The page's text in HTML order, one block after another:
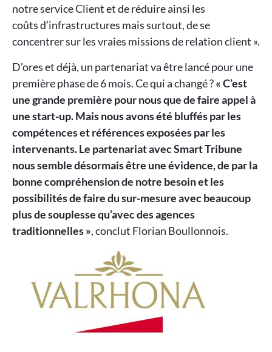
notre service Client et de réduire ainsi les
coûts d’infrastructures mais surtout, de se
concentrer sur les vraies missions de relation client ».
D’ores et déjà, un partenariat va être lancé pour une
première phase de 6 mois. Ce qui a changé ?« C’est
une grande première pour nous que de faire appel à
une start-up. Mais nous avons été bluffés par les
compétences et références exposées par les
intervenants. Le partenariat avec Smart Tribune
nous semble désormais être une évidence, de par la
bonne compréhension de notre besoin et les
possibilités de faire du sur-mesure avec beaucoup
plus de souplesse qu’avec des agences
traditionnelles », conclut Florian Boullonnois.